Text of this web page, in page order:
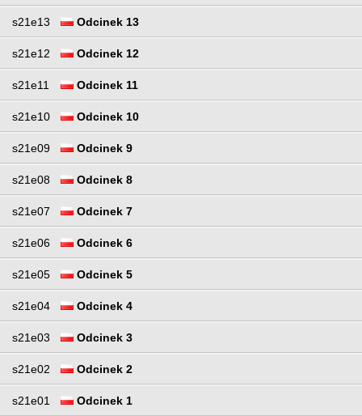
s21e13 Odcinek 13
s21e12 Odcinek 12
s21e11 Odcinek 11
s21e10 Odcinek 10
s21e09 Odcinek 9
s21e08 Odcinek 8
s21e07 Odcinek 7
s21e06 Odcinek 6
s21e05 Odcinek 5
s21e04 Odcinek 4
s21e03 Odcinek 3
s21e02 Odcinek 2
s21e01 Odcinek 1